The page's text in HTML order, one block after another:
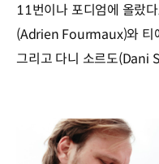
11번이나 포디엄에 올랐
(Adrien Fourmaux)와 티
그리고 다니 소르도(Dani